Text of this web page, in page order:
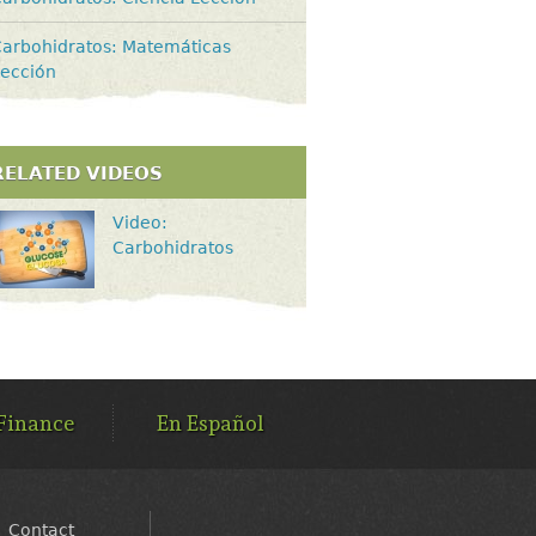
Matemáticas
VIDEOS
Video:
Carbohidratos
En Español
Contact